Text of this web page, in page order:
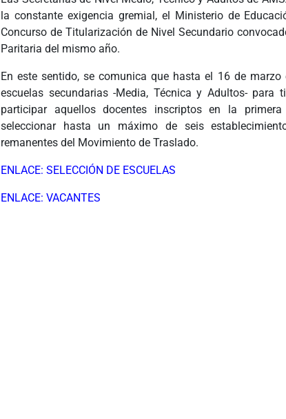
la constante exigencia gremial, el Ministerio de
Concurso de Titularización de Nivel Secundario
Paritaria del mismo año.
En este sentido, se comunica que hasta el 16 de
escuelas secundarias -Media, Técnica y Adultos- para
participar aquellos docentes inscriptos en la
seleccionar hasta un máximo de seis
remanentes del Movimiento de Traslado.
ENLACE: SELECCIÓN DE ESCUELAS
ENLACE: VACANTES